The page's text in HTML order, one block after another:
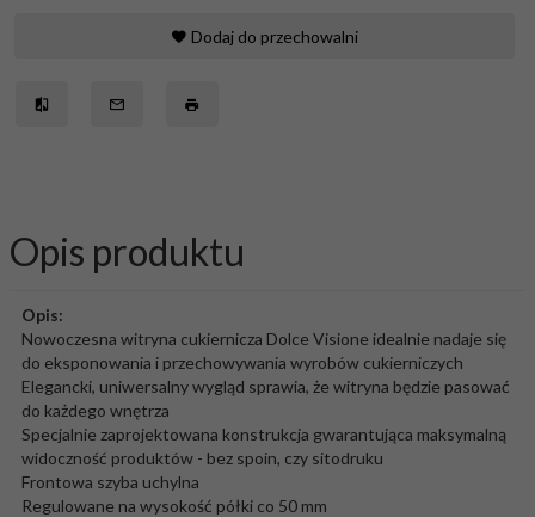
Dodaj do przechowalni
Opis produktu
Opis:
Nowoczesna witryna cukiernicza Dolce Visione idealnie nadaje się
do eksponowania i przechowywania wyrobów cukierniczych
Elegancki, uniwersalny wygląd sprawia, że witryna będzie pasować
do każdego wnętrza
Specjalnie zaprojektowana konstrukcja gwarantująca maksymalną
widoczność produktów - bez spoin, czy sitodruku
Frontowa szyba uchylna
Regulowane na wysokość półki co 50 mm